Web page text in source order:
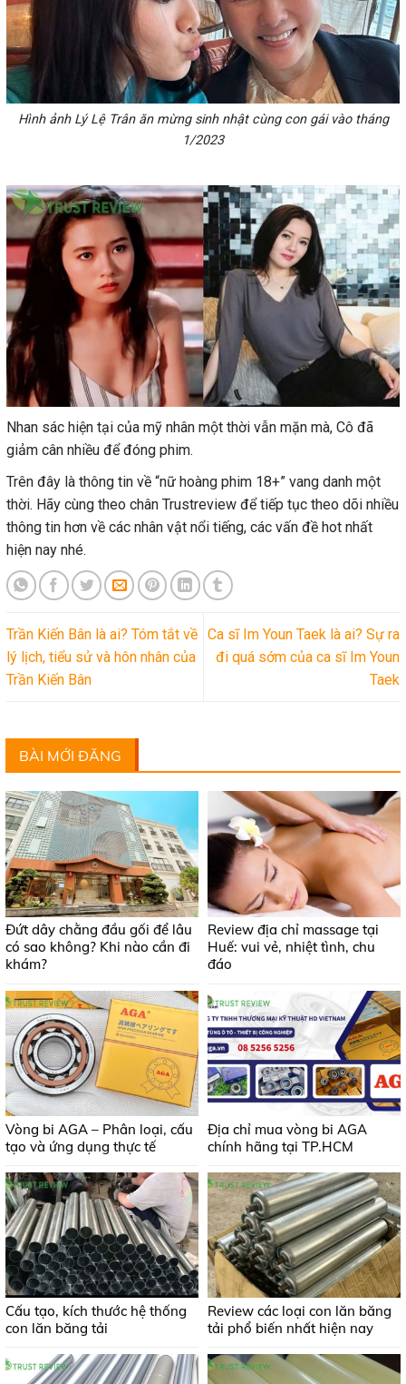
Hình ảnh Lý Lệ Trân ăn mừng sinh nhật cùng con gái vào tháng
1/2023
Nhan sác hiện tại của mỹ nhân một thời vẫn mặn mà, Cô đã
giảm cân nhiều để đóng phim.
Trên đây là thông tin về “nữ hoàng phim 18+” vang danh một
thời. Hãy cùng theo chân Trustreview để tiếp tục theo dõi nhiều
thông tin hơn về các nhân vật nổi tiếng, các vấn đề hot nhất
hiện nay nhé.
Trần Kiến Bân là ai? Tóm tắt về
lý lịch, tiểu sử và hôn nhân của
Trần Kiến Bân
Ca sĩ Im Youn Taek là ai? Sự ra
đi quá sớm của ca sĩ Im Youn
Taek
BÀI MỚI ĐĂNG
Đứt dây chằng đầu gối để lâu
có sao không? Khi nào cần đi
khám?
Review địa chỉ massage tại
Huế: vui vẻ, nhiệt tình, chu
đáo
Vòng bi AGA – Phân loại, cấu
tạo và ứng dụng thực tế
Địa chỉ mua vòng bi AGA
chính hãng tại TP.HCM
Cấu tạo, kích thước hệ thống
con lăn băng tải
Review các loại con lăn băng
tải phổ biến nhất hiện nay